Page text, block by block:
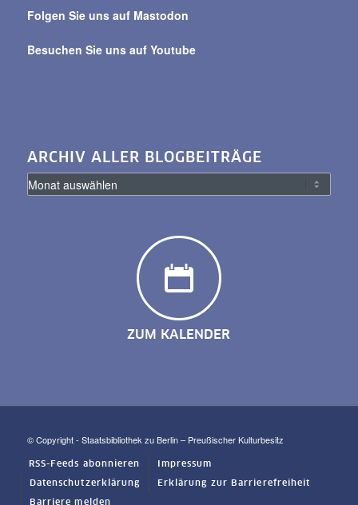
Folgen Sie uns auf Mastodon
Besuchen Sie uns auf Youtube
ARCHIV ALLER BLOGBEITRÄGE
ZUM KALENDER
© Copyright - Staatsbibliothek zu Berlin – Preußischer Kulturbesitz
RSS-Feeds abonnieren Impressum
Datenschutzerklärung Erklärung zur Barrierefreiheit
Barriere melden